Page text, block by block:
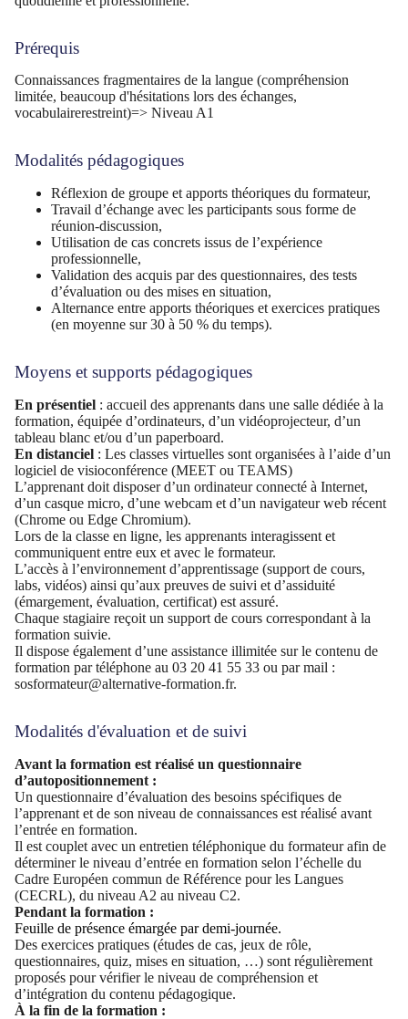
Prérequis
Connaissances fragmentaires de la langue (compréhension
limitée, beaucoup d'hésitations lors des échanges,
vocabulairerestreint)=> Niveau A1
Modalités pédagogiques
Réflexion de groupe et apports théoriques du formateur,
Travail d’échange avec les participants sous forme de
réunion-discussion,
Utilisation de cas concrets issus de l’expérience
professionnelle,
Validation des acquis par des questionnaires, des tests
d’évaluation ou des mises en situation,
Alternance entre apports théoriques et exercices pratiques
(en moyenne sur 30 à 50 % du temps).
Moyens et supports pédagogiques
En présentiel : accueil des apprenants dans une salle dédiée à la
formation, équipée d’ordinateurs, d’un vidéoprojecteur, d’un
tableau blanc et/ou d’un paperboard.
En distanciel : Les classes virtuelles sont organisées à l’aide d’un
logiciel de visioconférence (MEET ou TEAMS)
L’apprenant doit disposer d’un ordinateur connecté à Internet,
d’un casque micro, d’une webcam et d’un navigateur web récent
(Chrome ou Edge Chromium).
Lors de la classe en ligne, les apprenants interagissent et
communiquent entre eux et avec le formateur.
L’accès à l’environnement d’apprentissage (support de cours,
labs, vidéos) ainsi qu’aux preuves de suivi et d’assiduité
(émargement, évaluation, certificat) est assuré.
Chaque stagiaire reçoit un support de cours correspondant à la
formation suivie.
Il dispose également d’une assistance illimitée sur le contenu de
formation par téléphone au 03 20 41 55 33 ou par mail :
sosformateur@alternative-formation.fr.
Modalités d'évaluation et de suivi
Avant la formation est réalisé un questionnaire
d’autopositionnement :
Un questionnaire d’évaluation des besoins spécifiques de
l’apprenant et de son niveau de connaissances est réalisé avant
l’entrée en formation.
Il est couplet avec un entretien téléphonique du formateur afin de
déterminer le niveau d’entrée en formation selon l’échelle du
Cadre Européen commun de Référence pour les Langues
(CECRL), du niveau A2 au niveau C2.
Pendant la formation :
Feuille de présence émargée par demi-journée.
Des exercices pratiques (études de cas, jeux de rôle,
questionnaires, quiz, mises en situation, …) sont régulièrement
proposés pour vérifier le niveau de compréhension et
d’intégration du contenu pédagogique.
À la fin de la formation :